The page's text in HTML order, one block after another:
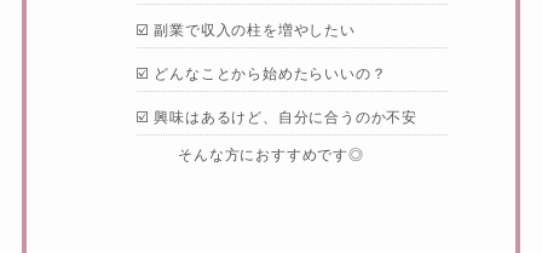
☑️ 副業で収入の柱を増やしたい
☑️ どんなことから始めたらいいの？
☑️ 興味はあるけど、自分に合うのか不安
そんな方におすすめです◎